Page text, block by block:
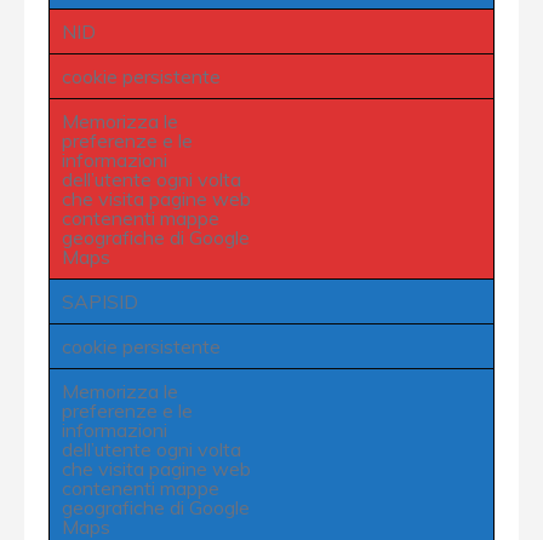
NID
cookie persistente
Memorizza le
preferenze e le
informazioni
dell’utente ogni volta
che visita pagine web
contenenti mappe
geografiche di Google
Maps
SAPISID
cookie persistente
Memorizza le
preferenze e le
informazioni
dell’utente ogni volta
che visita pagine web
contenenti mappe
geografiche di Google
Maps